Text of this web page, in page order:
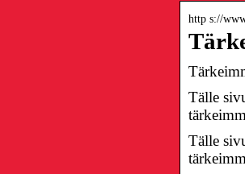
http s://
Tälle
Tälle